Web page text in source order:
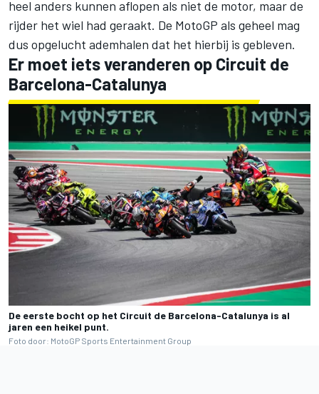
heel anders kunnen aflopen als niet de motor, maar de
rijder het wiel had geraakt. De MotoGP als geheel mag
dus opgelucht ademhalen dat het hierbij is gebleven.
Er moet iets veranderen op Circuit de
Barcelona-Catalunya
De eerste bocht op het Circuit de Barcelona-Catalunya is al
jaren een heikel punt.
Foto door: MotoGP Sports Entertainment Group